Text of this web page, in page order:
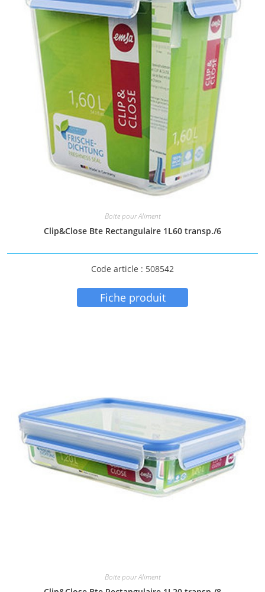
Boite pour Aliment
Clip&Close Bte Rectangulaire 1L60 transp./6
Code article : 508542
Fiche produit
Boite pour Aliment